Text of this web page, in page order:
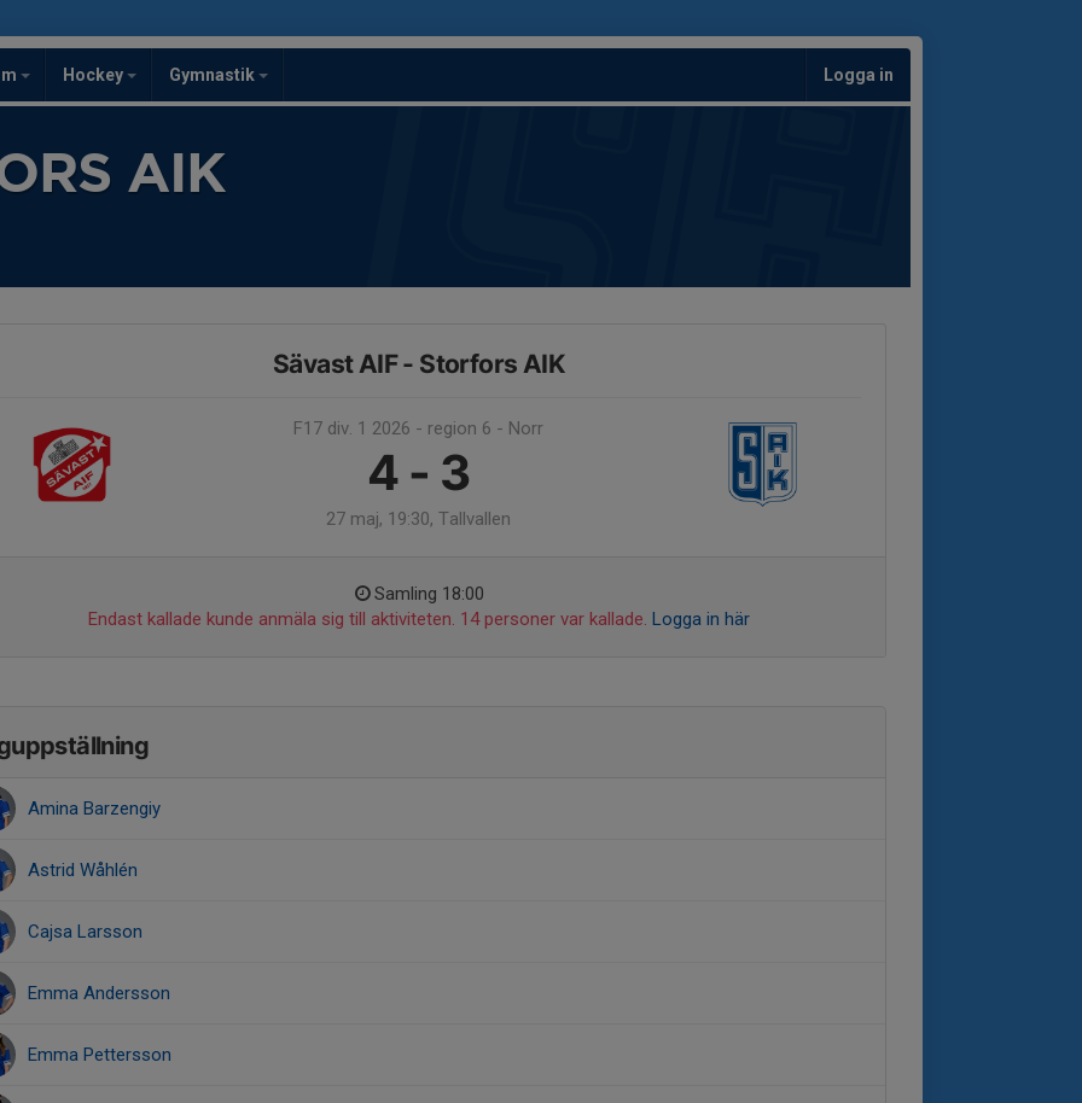
Hockey Gymnastik Logga in
AIK
Sävast AIF - Storfors AIK
F17 div. 1 2026 - region 6 - Norr
4 - 3
27 maj, 19:30, Tallvallen
Samling 18:00
Endast kallade kunde anmäla sig till aktiviteten. 14 personer var kallade. Logga in här
Amina Barzengiy
Astrid Wåhlén
Cajsa Larsson
Emma Andersson
Emma Pettersson